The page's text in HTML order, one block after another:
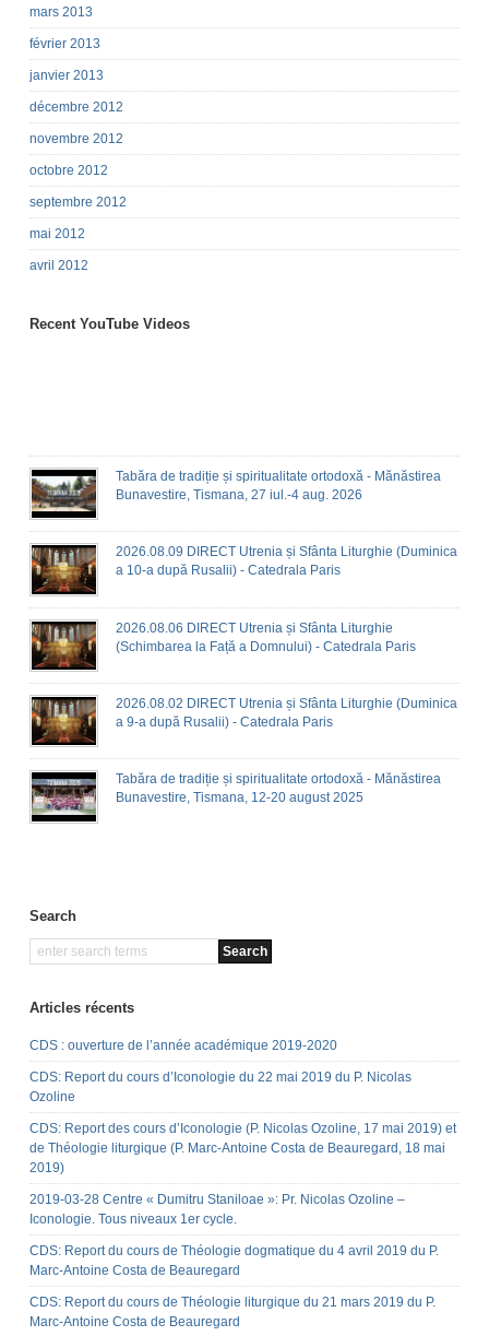
mars 2013
février 2013
janvier 2013
décembre 2012
novembre 2012
octobre 2012
septembre 2012
mai 2012
avril 2012
Recent YouTube Videos
Tabăra de tradiție și spiritualitate ortodoxă - Mănăstirea
Bunavestire, Tismana, 27 iul.-4 aug. 2026
2026.08.09 DIRECT Utrenia și Sfânta Liturghie (Duminica
a 10-a după Rusalii) - Catedrala Paris
2026.08.06 DIRECT Utrenia și Sfânta Liturghie
(Schimbarea la Față a Domnului) - Catedrala Paris
2026.08.02 DIRECT Utrenia și Sfânta Liturghie (Duminica
a 9-a după Rusalii) - Catedrala Paris
Tabăra de tradiție și spiritualitate ortodoxă - Mănăstirea
Bunavestire, Tismana, 12-20 august 2025
Search
Articles récents
CDS : ouverture de l’année académique 2019-2020
CDS: Report du cours d’Iconologie du 22 mai 2019 du P. Nicolas
Ozoline
CDS: Report des cours d’Iconologie (P. Nicolas Ozoline, 17 mai 2019) et
de Théologie liturgique (P. Marc-Antoine Costa de Beauregard, 18 mai
2019)
2019-03-28 Centre « Dumitru Staniloae »: Pr. Nicolas Ozoline –
Iconologie. Tous niveaux 1er cycle.
CDS: Report du cours de Théologie dogmatique du 4 avril 2019 du P.
Marc-Antoine Costa de Beauregard
CDS: Report du cours de Théologie liturgique du 21 mars 2019 du P.
Marc-Antoine Costa de Beauregard